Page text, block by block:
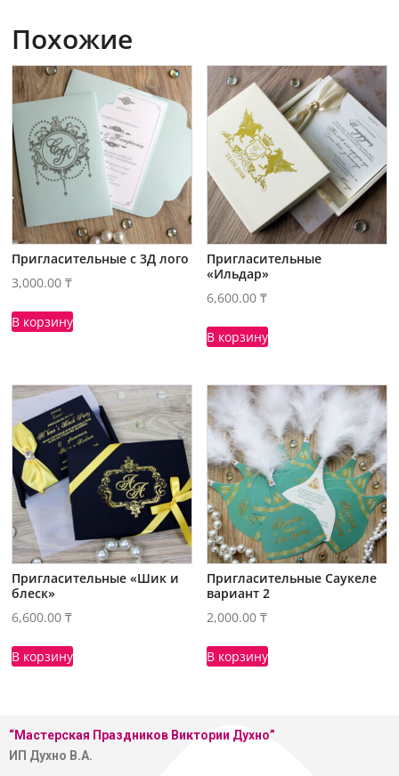
Похожие
Пригласительные с 3Д лого
3,000.00₸
В корзину
Пригласительные
«Ильдар»
6,600.00₸
В корзину
Пригласительные «Шик и
блеск»
6,600.00₸
В корзину
Пригласительные Саукеле
вариант 2
2,000.00₸
В корзину
“Мастерская Праздников Виктории Духно”
ИП Духно В.А.